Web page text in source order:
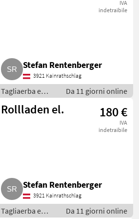
IVA
indetraibile
Stefan Rentenberger
3921 Kainrathschlag
Tagliaerba e
macchine da
giardinaggio /
Da 11 giorni online
Rollladen el. 180 €
IVA
indetraibile
Stefan Rentenberger
3921 Kainrathschlag
Tagliaerba e
Da 11 giorni online